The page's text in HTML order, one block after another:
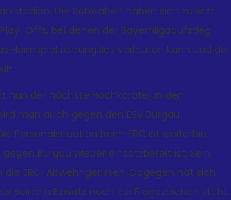
Die Schwaben haben sich zuletzt
Offs, bei denen der Bayernligaaufstieg
Heimspiel reibungslos verlaufen kann und der
nun der nächste Hochkaräter in den
man auch gegen den ESV Burgau
Personalsituation beim ERC ist weiterhin
Burgau wieder einsatzbereit ist. Sein
ERC-Abwehr gerissen. Dagegen hat sich
seinem Einsatz noch ein Fragezeichen steht.